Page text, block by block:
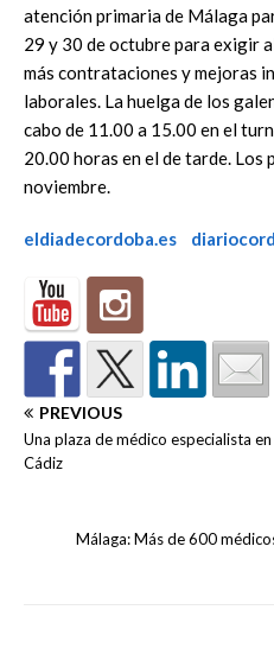
atención primaria de Málaga
29 y 30 de octubre para exigir
más contrataciones y mejoras
laborales. La huelga de los
cabo de 11.00 a 15.00 en el
20.00 horas en el de tarde.
noviembre.
eldiadecordoba.es
PREVIOUS
Una plaza de médico especialista
Cádiz
Málaga: Más de 600